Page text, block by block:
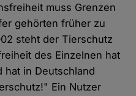
muss Grenzen
gehörten früher zu
steht der Tierschutz
des Einzelnen hat
hat in Deutschland
Ein Nutzer